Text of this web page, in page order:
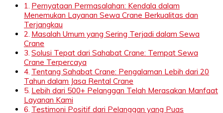
Pernyataan Permasalahan: Kendala dalam
Menemukan Layanan Sewa Crane Berkualitas dan
Terjangkau
Masalah Umum yang Sering Terjadi dalam Sewa
Crane
Solusi Tepat dari Sahabat Crane: Tempat Sewa
Crane Terpercaya
Tentang Sahabat Crane: Pengalaman Lebih dari 20
Tahun dalam Jasa Rental Crane
Lebih dari 500+ Pelanggan Telah Merasakan Manfaat
Layanan Kami
Testimoni Positif dari Pelanggan yang Puas